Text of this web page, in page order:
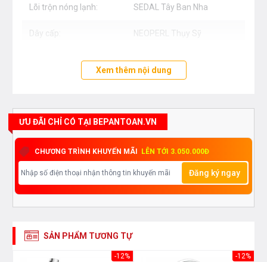
Lõi trộn nóng lạnh: SEDAL Tây Ban Nha
Dây cấp: NEOPERL Thụy Sỹ
Bảo hành chính hãn:g
5 (năm)
Xem thêm nội dung
ƯU ĐÃI CHỈ CÓ TẠI BEPANTOAN.VN
CHƯƠNG TRÌNH KHUYẾN MÃI LÊN TỚI 3.050.000Đ
Đăng ký ngay
SẢN PHẨM TƯƠNG TỰ
-12% -12%